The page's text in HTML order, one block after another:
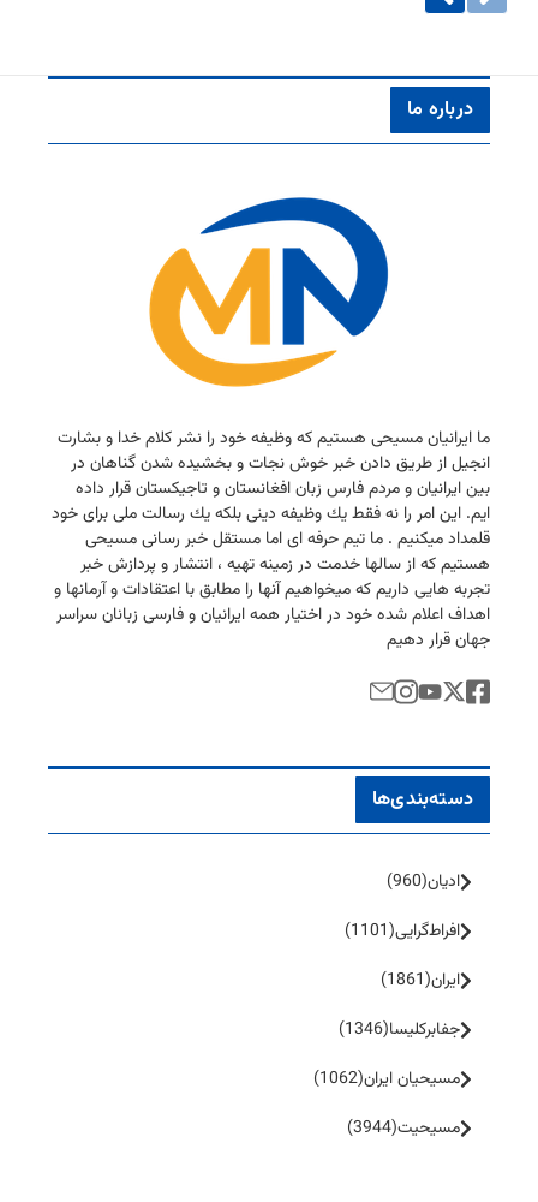
درباره ما
ما ایرانیان مسیحی هستیم كه وظیفه خود را نشر كلام خدا و بشارت
انجیل از طریق دادن خبر خوش نجات و بخشیده شدن گناهان در
بین ایرانیان و مردم فارس زبان افغانستان و تاجیكستان قرار داده
ایم. این امر را نه فقط یك وظیفه دینی بلكه یك رسالت ملی برای خود
قلمداد میكنیم . ما تیم حرفه ای اما مستقل خبر رسانی مسیحی
هستیم كه از سالها خدمت در زمینه تهیه ، انتشار و پردازش خبر
تجربه هایی داریم كه میخواهیم آنها را مطابق با اعتقادات و آرمانها و
اهداف اعلام شده خود در اختیار همه ایرانیان و فارسی زبانان سراسر
جهان قرار دهیم
دسته‌بندی‌ها
ادیان(960)
افراط‌گرایی(1101)
ایران(1861)
جفا‌بر‌کلیسا(1346)
مسیحیان ایران(1062)
مسیحیت(3944)